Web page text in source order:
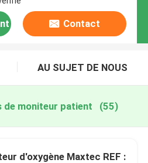
Contact
AU SUJET DE NOUS
de moniteur patient (55)
d'oxygène Maxtec REF :